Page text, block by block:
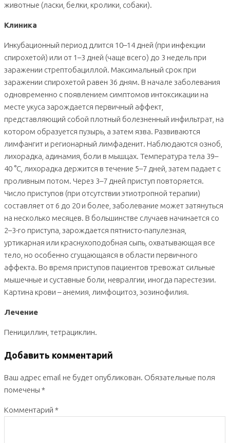
животные (ласки, белки, кролики, собаки).
Клиника
Инкубационный период длится 10–14 дней (при инфекции
спирохетой) или от 1–3 дней (чаще всего) до 3 недель при
заражении стрептобациллой. Максимальный срок при
заражении спирохетой равен 36 дням. В начале заболевания
одновременно с появлением симптомов интоксикации на
месте укуса зарождается первичный аффект,
представляющий собой плотный болезненный инфильтрат, на
котором образуется пузырь, а затем язва. Развиваются
лимфангит и регионарный лимфаденит. Наблюдаются озноб,
лихорадка, адинамия, боли в мышцах. Температура тела 39–
40 °С, лихорадка держится в течение 5–7 дней, затем падает с
проливным потом. Через 3–7 дней приступ повторяется.
Число приступов (при отсутствии этиотропной терапии)
составляет от 6 до 20 и более, заболевание может затянуться
на несколько месяцев. В большинстве случаев начинается со
2–3-го приступа, зарождается пятнисто-папулезная,
уртикарная или краснухоподобная сыпь, охватывающая все
тело, но особенно сгущающаяся в области первичного
аффекта. Во время приступов пациентов тревожат сильные
мышечные и суставные боли, невралгии, иногда парестезии.
Картина крови – анемия, лимфоцитоз, эозинофилия.
Лечение
Пенициллин, тетрациклин.
Добавить комментарий
Ваш адрес email не будет опубликован. Обязательные поля
помечены *
Комментарий *